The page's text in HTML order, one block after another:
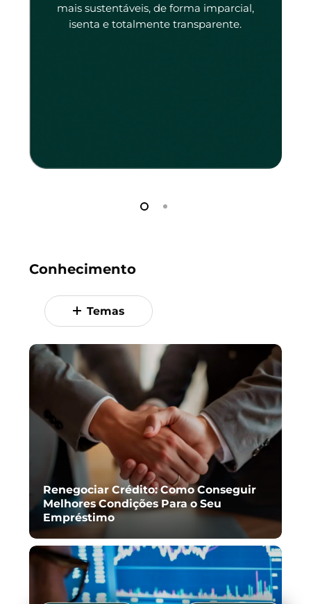
mais sustentáveis, de forma imparcial,
isenta e totalmente transparente.
Conhecimento
Temas
Renegociar Crédito: Como Conseguir
Melhores Condições Para o Seu
Empréstimo